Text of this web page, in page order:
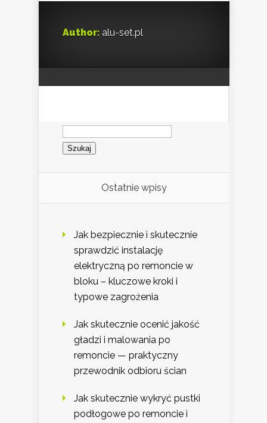
Author: alu-set.pl
Szukaj:
Ostatnie wpisy
Jak bezpiecznie i skutecznie
sprawdzić instalację
elektryczną po remoncie w
bloku – kluczowe kroki i
typowe zagrożenia
Jak skutecznie ocenić jakość
gładzi i malowania po
remoncie — praktyczny
przewodnik odbioru ścian
Jak skutecznie wykryć pustki
podłogowe po remoncie i